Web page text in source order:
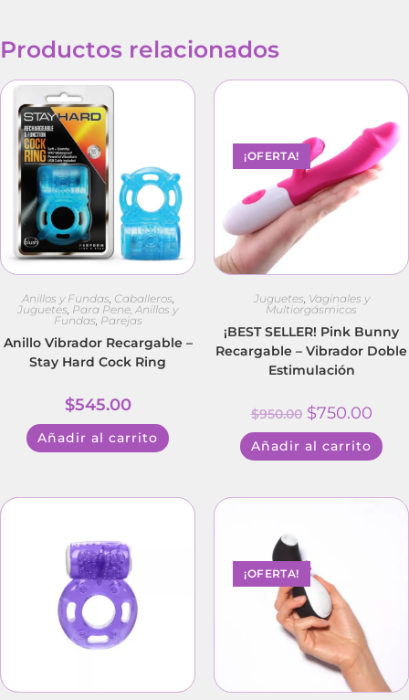
Productos relacionados
Anillos y Fundas Caballeros
Juguetes Para Pene, Anillos y
Fundas Parejas
Anillo Vibrador Recargable –
Stay Hard Cock Ring
$545.00
Añadir al carrito
¡OFERTA!
Juguetes Vaginales y
Multiorgásmicos
¡BEST SELLER! Pink Bunny
Recargable – Vibrador Doble
Estimulación
$950.00 $750.00
Añadir al carrito
¡OFERTA!